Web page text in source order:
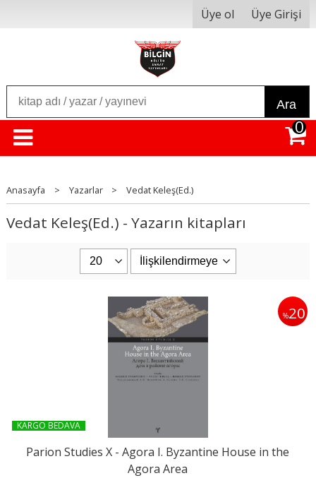
Üye ol Üye Girişi
Ara
0
Anasayfa > Yazarlar > Vedat Keleş(Ed.)
Vedat Keleş(Ed.) - Yazarın kitapları
%20
KARGO BEDAVA
Parion Studies X - Agora I. Byzantine House in the
Agora Area